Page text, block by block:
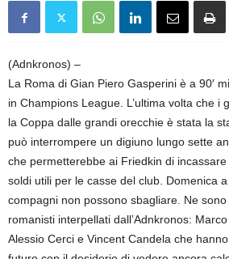
(Adnkronos) –
La Roma di Gian Piero Gasperini è a 90′
in Champions League. L’ultima volta che i
la Coppa dalle grandi orecchie è stata la
può interrompere un digiuno lungo sette
che permetterebbe ai Friedkin di
soldi utili per le casse del club. Domenica
compagni non possono sbagliare. Ne
romanisti interpellati dall’Adnkronos:
Alessio Cerci e Vincent Candela che